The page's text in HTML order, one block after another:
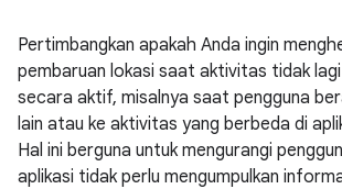
Pertimbangkan apakah Anda ingin
pembaruan lokasi saat aktivitas tidak lagi
secara aktif, misalnya saat pengguna
lain atau ke aktivitas yang berbeda di
Hal ini berguna untuk mengurangi
aplikasi tidak perlu mengumpulkan